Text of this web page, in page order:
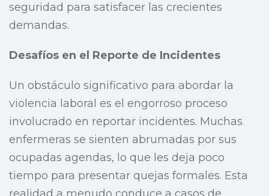
seguridad para satisfacer las crecientes
demandas.
Desafíos en el Reporte de Incidentes
Un obstáculo significativo para abordar la
violencia laboral es el engorroso proceso
involucrado en reportar incidentes. Muchas
enfermeras se sienten abrumadas por sus
ocupadas agendas, lo que les deja poco
tiempo para presentar quejas formales. Esta